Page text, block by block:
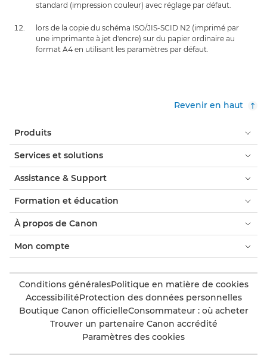
standard (impression couleur) avec réglage par défaut.
lors de la copie du schéma ISO/JIS-SCID N2 (imprimé par
une imprimante à jet d'encre) sur du papier ordinaire au
format A4 en utilisant les paramètres par défaut.
Revenir en haut
Produits
Services et solutions
Assistance & Support
Formation et éducation
À propos de Canon
Mon compte
Conditions généralesPolitique en matière de cookies
AccessibilitéProtection des données personnelles
Boutique Canon officielleConsommateur : où acheter
Trouver un partenaire Canon accrédité
Paramètres des cookies